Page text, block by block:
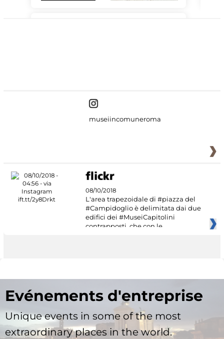
museiincomuneroma
08/10/2018
L'area trapezoidale di #piazza del
#Campidoglio è delimitata dai due
edifici dei #MuseiCapitolini
contrapposti, che con le
Evénements d'entreprise
Unique events in some of the most
extraordinary places in the world.